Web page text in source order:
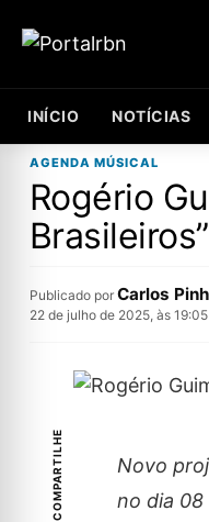
INÍCIO NOTÍCIAS
AGENDA MÚSICAL
Rogério
Publicado por Carlos
22 de julho de 2025, às 19:05
COMPARTILHE
Novo
no dia 08